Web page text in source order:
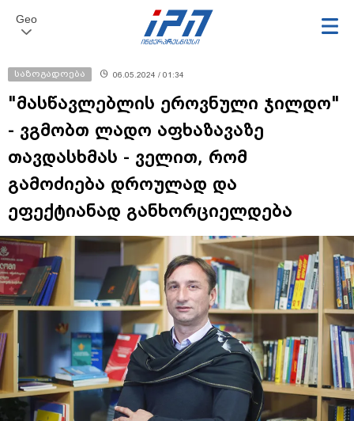
Geo
საზოგადოება 06.05.2024 / 01:34
"მასწავლებლის ეროვნული ჯილდო"
- ვგმობთ ლადო აფხაზავაზე
თავდასხმას - ველით, რომ
გამოძიება დროულად და
ეფექტიანად განხორციელდება